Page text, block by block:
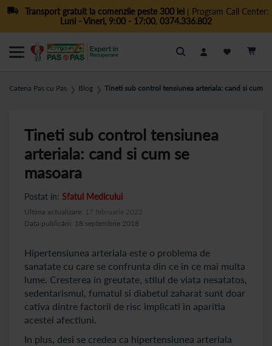
Transport gratuit la comenzile peste 300 lei| Program Call Center:
Luni - Vineri, 9:00 - 17:00, 0374.336.802
Cautare
Catena Pas cu Pas ❯ Blog ❯ Tineti sub control tensiunea arteriala: cand si cum
Tineti sub control tensiunea
arteriala: cand si cum se
masoara
Postat in: Sfatul Medicului
Data publicării: 18 septembrie 2018
Ultima actualizare: 17 februarie 2022
Hipertensiunea arteriala este o problema de
sanatate cu care se confrunta din ce in ce mai multa
lume. Cresterea in greutate, stilul de viata nesatatos,
sedentarismul, fumatul si diabetul zaharat sunt doar
cativa dintre factorii de risc implicati in aparitia
acestei afectiuni.
In plus, desi se credea ca hipertensiunea arteriala